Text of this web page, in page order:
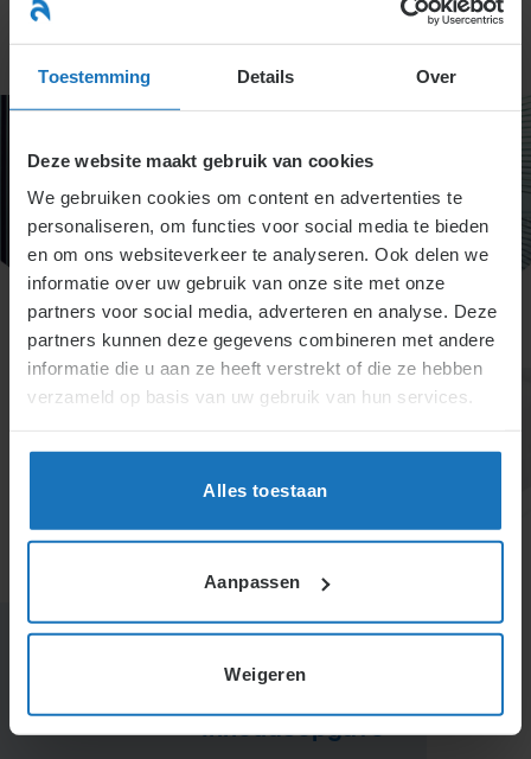
Toestemming Details Over
Deze website maakt gebruik van cookies
We gebruiken cookies om content en advertenties te
personaliseren, om functies voor social media te bieden
en om ons websiteverkeer te analyseren. Ook delen we
informatie over uw gebruik van onze site met onze
partners voor social media, adverteren en analyse. Deze
partners kunnen deze gegevens combineren met andere
informatie die u aan ze heeft verstrekt of die ze hebben
verzameld op basis van uw gebruik van hun services.
Alles toestaan
Aanpassen
Weigeren
naar
inhoud
Werkloosheidwet
Inhoudsopgave